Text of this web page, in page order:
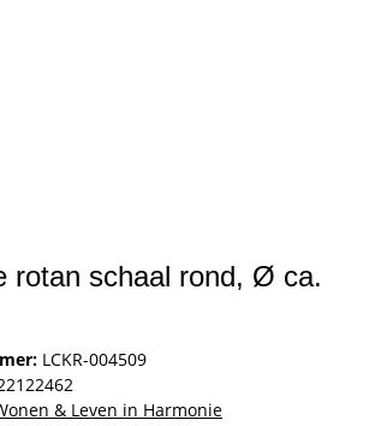
rotan schaal rond, Ø ca.
LCKR-004509
& Leven in Harmonie